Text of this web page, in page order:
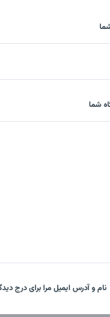
شما
نام و آدرس ایمیل مرا برای درج